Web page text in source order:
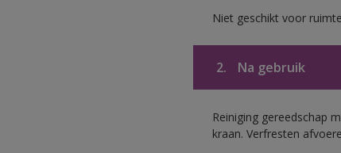
Niet geschikt voor
2. Na gebruik
Reiniging gereedschap
kraan. Verfresten